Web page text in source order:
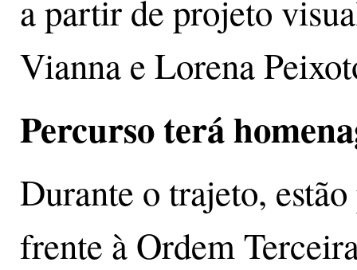
a partir de projeto
Vianna e Lorena
Percurso terá
Durante o trajeto,
frente à Ordem